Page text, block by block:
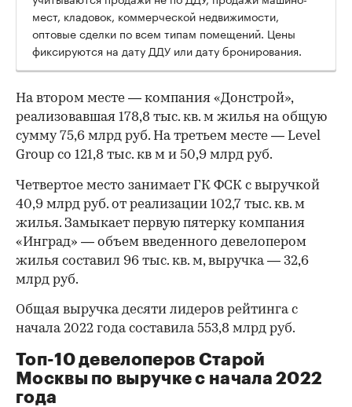
мест, кладовок, коммерческой недвижимости,
оптовые сделки по всем типам помещений. Цены
фиксируются на дату ДДУ или дату бронирования.
На втором месте — компания «Донстрой»,
реализовавшая 178,8 тыс. кв. м жилья на общую
сумму 75,6 млрд руб. На третьем месте — Level
Group со 121,8 тыс. кв м и 50,9 млрд руб.
Четвертое место занимает ГК ФСК с выручкой
40,9 млрд руб. от реализации 102,7 тыс. кв. м
жилья. Замыкает первую пятерку компания
«Инград» — объем введенного девелопером
жилья составил 96 тыс. кв. м, выручка — 32,6
млрд руб.
Общая выручка десяти лидеров рейтинга с
начала 2022 года составила 553,8 млрд руб.
Топ-10 девелоперов Старой
Москвы по выручке с начала 2022
года